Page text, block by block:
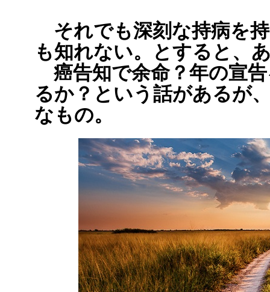
それでも深刻な持病を
も知れない。とすると、
癌告知で余命？年の宣
るか？という話があるが
なもの。